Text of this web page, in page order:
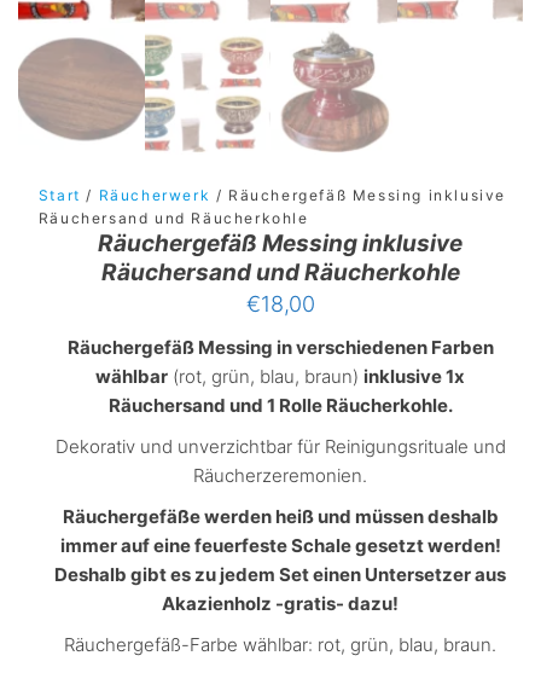
Start / Räucherwerk / Räuchergefäß Messing inklusive
Räuchersand und Räucherkohle
Räuchergefäß Messing inklusive
Räuchersand und Räucherkohle
€18,00
Räuchergefäß Messing in verschiedenen Farben
wählbar (rot, grün, blau, braun) inklusive 1x
Räuchersand und 1 Rolle Räucherkohle.
Dekorativ und unverzichtbar für Reinigungsrituale und
Räucherzeremonien.
Räuchergefäße werden heiß und müssen deshalb
immer auf eine feuerfeste Schale gesetzt werden!
Deshalb gibt es zu jedem Set einen Untersetzer aus
Akazienholz -gratis- dazu!
Räuchergefäß-Farbe wählbar: rot, grün, blau, braun.